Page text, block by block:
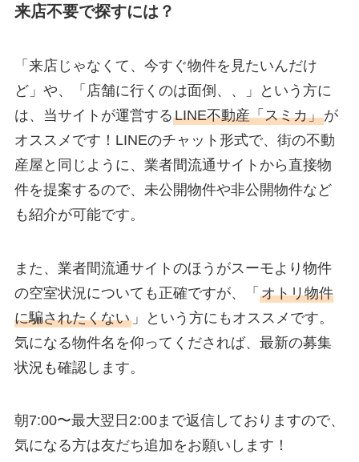
来店不要で探すには？
「来店じゃなくて、今すぐ物件を見たいんだけ
ど」や、「店舗に行くのは面倒、、」という方に
は、当サイトが運営するLINE不動産「スミカ」が
オススメです！LINEのチャット形式で、街の不動
産屋と同じように、業者間流通サイトから直接物
件を提案するので、未公開物件や非公開物件など
も紹介が可能です。
また、業者間流通サイトのほうがスーモより物件
の空室状況についても正確ですが、「 オトリ物件
に騙されたくない」という方にもオススメです。
気になる物件名を仰ってくだされば、最新の募集
状況も確認します。
朝7:00〜最大翌日2:00まで返信しておりますので、
気になる方は友だち追加をお願いします！